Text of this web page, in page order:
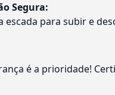
Segura:
escada para subir e
é a prioridade!